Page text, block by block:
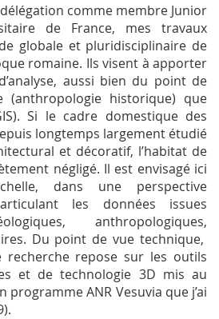
comme membre Junior
de France, mes travaux
globale et pluridisciplinaire de
romaine. Ils visent à apporter
aussi bien du point de
(anthropologie historique) que
Si le cadre domestique des
longtemps largement étudié
et décoratif, l’habitat de
négligé. Il est envisagé ici
dans une perspective
les données issues
anthropologiques,
Du point de vue technique,
recherche repose sur les outils
et de technologie 3D mis au
programme ANR Vesuvia que j’ai